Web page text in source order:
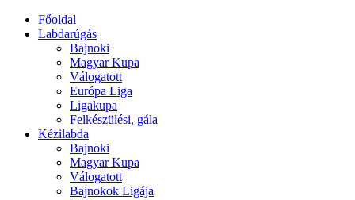
Főoldal
Labdarúgás
Bajnoki
Magyar Kupa
Válogatott
Európa Liga
Ligakupa
Felkészülési, gála
Kézilabda
Bajnoki
Magyar Kupa
Válogatott
Bajnokok Ligája